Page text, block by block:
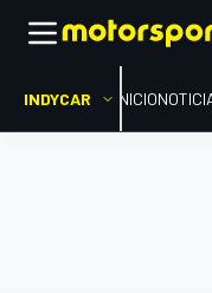
INDYCAR INICIO